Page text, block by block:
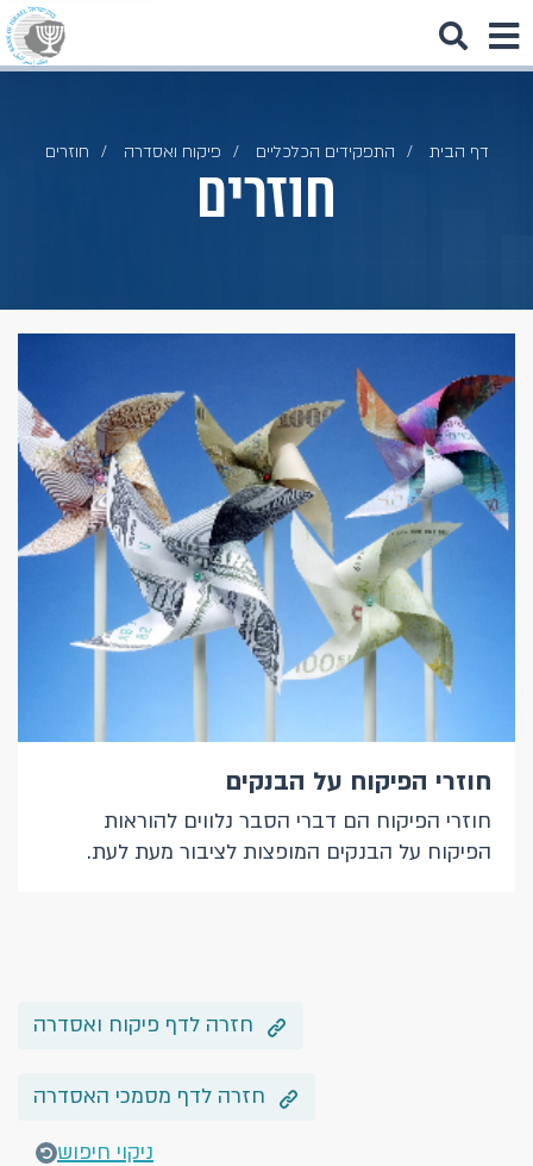
דף הבית התפקידים הכלכליים פיקוח ואסדרה חוזרים
חוזרים
חוזרי הפיקוח על הבנקים
חוזרי הפיקוח הם דברי הסבר נלווים להוראות
הפיקוח על הבנקים המופצות לציבור מעת לעת.
חזרה לדף פיקוח ואסדרה
חזרה לדף מסמכי האסדרה
ניקוי חיפוש